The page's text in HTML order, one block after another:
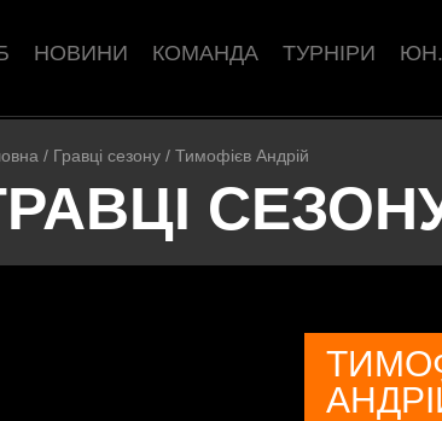
НОВИНИ КОМАНДА ТУРНІРИ
/ Гравці сезону / Тимофієв Андрій